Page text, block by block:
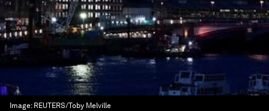
Image: REUTERS/Toby Melville